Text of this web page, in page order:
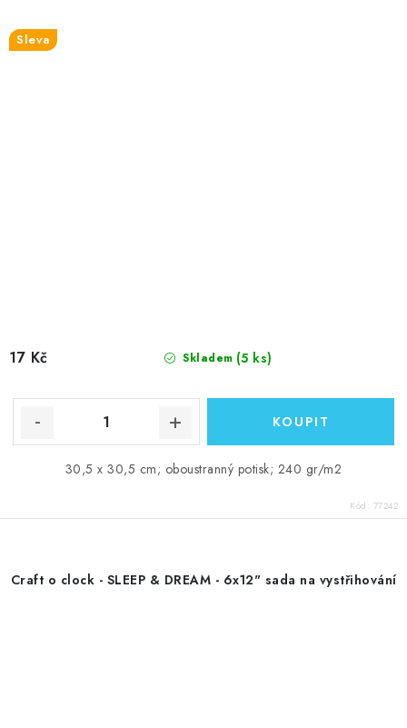
Sleva
Skladem (5 ks)
17 Kč
30,5 x 30,5 cm; oboustranný potisk; 240 gr/m2
Kód: 77242
Craft o clock - SLEEP & DREAM - 6x12" sada na vystřihování